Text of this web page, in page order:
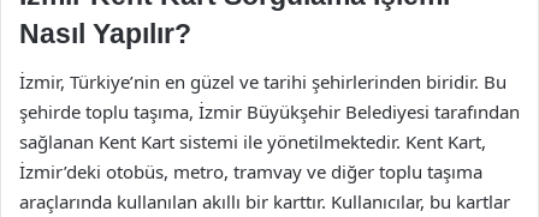
Nasıl Yapılır?
İzmir, Türkiye’nin en güzel ve tarihi şehirlerinden biridir. Bu
şehirde toplu taşıma, İzmir Büyükşehir Belediyesi tarafından
sağlanan Kent Kart sistemi ile yönetilmektedir. Kent Kart,
İzmir’deki otobüs, metro, tramvay ve diğer toplu taşıma
araçlarında kullanılan akıllı bir karttır. Kullanıcılar, bu kartlar